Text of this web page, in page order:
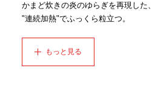
かまど炊きの炎のゆらぎを再現した、
"連続加熱"でふっくら粒立つ。
もっと見る